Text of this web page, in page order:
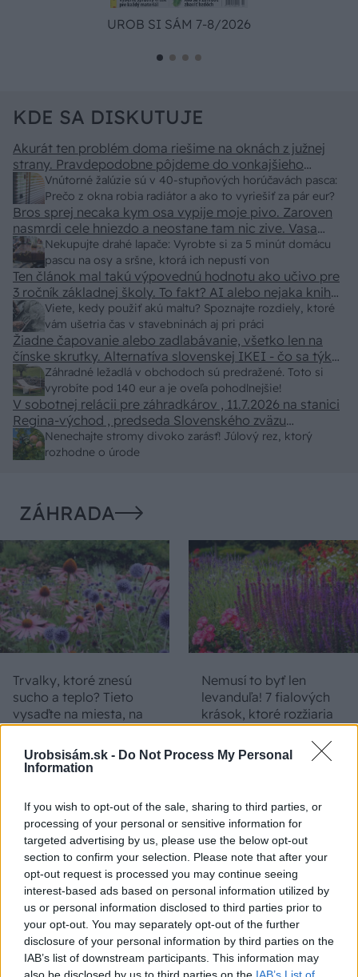
Urobsisám.sk - Do Not Process My Personal
Information
If you wish to opt-out of the sale, sharing to third parties, or
processing of your personal or sensitive information for
targeted advertising by us, please use the below opt-out
section to confirm your selection. Please note that after your
opt-out request is processed you may continue seeing
interest-based ads based on personal information utilized by
us or personal information disclosed to third parties prior to
your opt-out. You may separately opt-out of the further
disclosure of your personal information by third parties on the
IAB’s list of downstream participants. This information may
UROB SI SÁM 7-8/2026
KDE SA DISKUTUJE
Vnútorné žalúzie sú v 40-stupňových horúčavách pasca:
Prečo z okna robia radiátor a ako to vyriešiť za pár eur?
Akurát ten problém doma riešime na oknách z južnej
strany. Pravdepodobne pôjdeme do vonkajšieho
tienenia na spôsob markízy 250x150cm. Čínsky
predajcovia idú okolo 100 eur kus.
Nekupujte drahé lapače: Vyrobte si za 5 minút domácu
pascu na osy a sršne, ktorá ich nepustí von
Bros sprej necaka kym osa vypije moje pivo. Zaroven
nasmrdi cele hniezdo a neostane tam nic zive. Vasa
pasca naucinke moc efektivne. Skor pritiahne slimaky
Viete, kedy použiť akú maltu? Spoznajte rozdiely, ktoré
vám ušetria čas v stavebninách aj pri práci
Ten článok mal takú výpovednú hodnotu ako učivo pre
3 ročník základnej školy. To fakt? AI alebo nejaka kniha
z VŠ? Dnešné rychlotvrdnuce malty - pevnosť 40 Mpa a
doba schnutia tak 15 minut , k tomu vodotesné s
kryštálikou. A rozdiel - schnutie a zretie. Nič?
Záhradné ležadlá v obchodoch sú predražené. Toto si
vyrobíte pod 140 eur a je oveľa pohodlnejšie!
Žiadne čapovanie alebo zadlabávanie, všetko len na
čínske skrutky. Alternatíva slovenskej IKEI - čo sa týka
pevnosti. Autor si nedal veľa námahy s remeselným
spracovaním, škoda. No lepšie než ten odpad z DTD
predávaný v Kauflande alebo Lídli.
Nenechajte stromy divoko zarásť! Júlový rez, ktorý
rozhodne o úrode
V sobotnej relácii pre záhradkárov , 11.7.2026 na stanici
Regina-východ , predseda Slovenského zväzu
záhradkárov pán Jakubech tvrdil, že to, že vlky sú
neproduktívne , nie je pravda. Aj vlky je možné použiť
ZÁHRADA
Trvalky, ktoré znesú
sucho a teplo? Tieto
vysaďte na miesta, na
ktoré slnko svieti celý
deň
Nemusí to byť len
levanduľa! 7 fialových
krások, ktoré rozžiaria
vašu záhradu
Môže aspirín zachrániť
ochabnuté izbové
rastliny? Pravda vás
možno prekvapí
Júlový reštart uhoriek
nakladačiek: Ako ich
podporiť k druhej vlne
kvitnutia?